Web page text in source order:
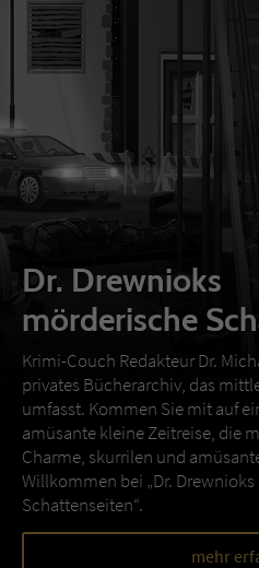
Dr. Drewnioks
mörderische
Krimi-Couch Redakteur Dr.
privates Bücherarchiv, das
umfasst. Kommen Sie mit auf
amüsante kleine Zeitreise, die
Charme, skurrilen und
Willkommen bei „Dr.
Schattenseiten“.
mehr